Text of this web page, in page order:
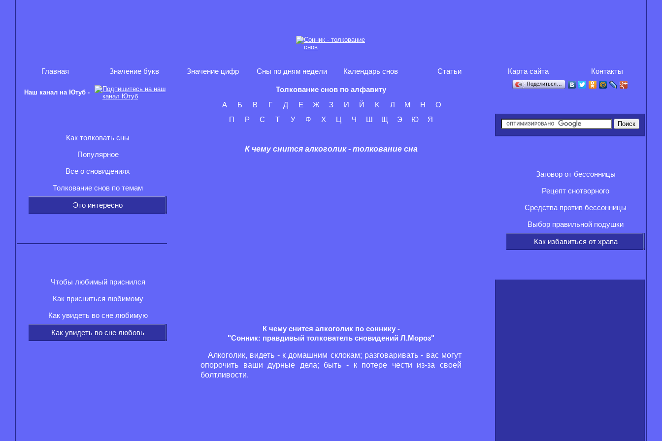
Главная Значение букв Значение цифр Сны по дням недели Календарь снов Статьи Карта сайта Контакты
Наш канал на Ютуб -
Как толковать сны
Популярное
Все о сновидениях
Толкование снов по темам
Это интересно
Чтобы любимый приснился
Как присниться любимому
Как увидеть во сне любимую
Как увидеть во сне любовь
Толкование снов по алфавиту
А
Б В Г Д Е Ж З И Й К Л М Н
О
П
Р С Т У Ф Х Ц Ч Ш Щ Э Ю Я
К чему снится алкоголик - толкование сна
К чему снится алкоголик по соннику -
"Сонник: правдивый толкователь сновидений Л.Мороз"
Алкоголик, видеть - к домашним склокам; разговаривать - вас могут
опорочить ваши дурные дела; быть - к потере чести из-за своей
болтливости.
Поделиться…
Заговор от бессонницы
Рецепт снотворного
Средства против бессонницы
Выбор правильной подушки
Как избавиться от храпа